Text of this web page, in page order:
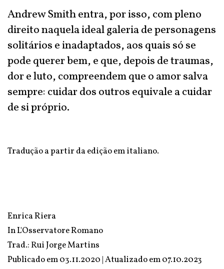
Andrew Smith entra, por isso, com pleno
direito naquela ideal galeria de personagens
solitários e inadaptados, aos quais só se
pode querer bem, e que, depois de traumas,
dor e luto, compreendem que o amor salva
sempre: cuidar dos outros equivale a cuidar
de si próprio.
Tradução a partir da edição em italiano.
Enrica Riera
InL'Osservatore Romano
Trad.: Rui Jorge Martins
Publicado em 03.11.2020 | Atualizado em07.10.2023